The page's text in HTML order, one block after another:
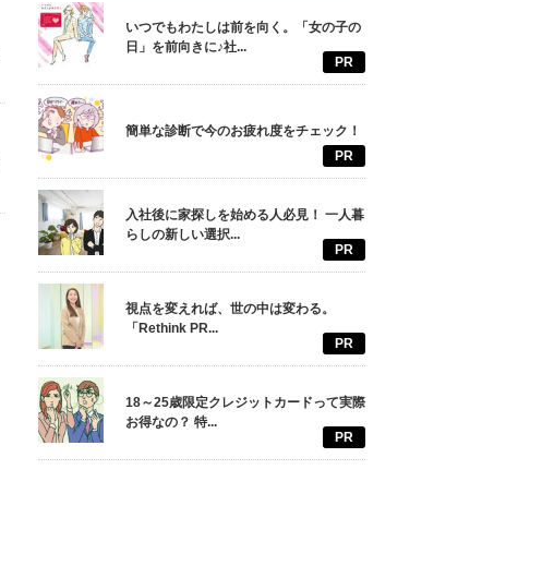
いつでもわたしは前を向く。「女の子の
日」を前向きに♪社...
PR
簡単な診断で今のお疲れ度をチェック！
PR
入社後に家探しを始める人必見！ 一人暮
らしの新しい選択...
PR
視点を変えれば、世の中は変わる。
「Rethink PR...
PR
18～25歳限定クレジットカードって実際
お得なの？ 特...
PR